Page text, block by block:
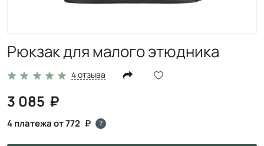
Рюкзак для малого этюдника
4 отзыва
3 085
4 платежа от 772 ?